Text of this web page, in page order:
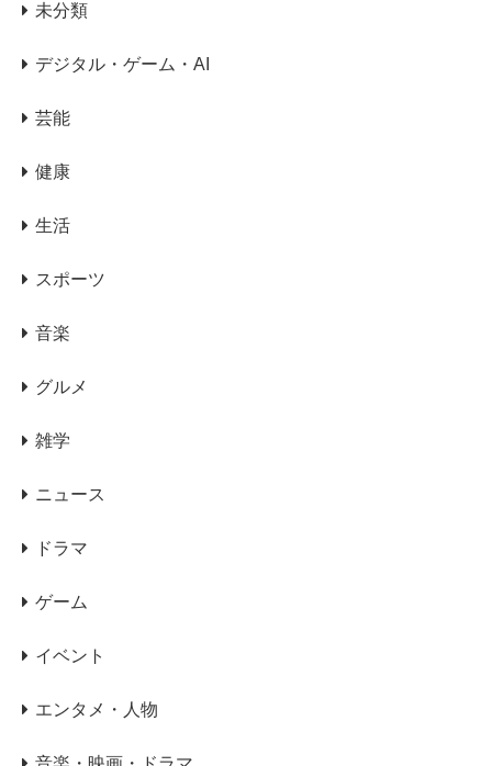
未分類
デジタル・ゲーム・AI
芸能
健康
生活
スポーツ
音楽
グルメ
雑学
ニュース
ドラマ
ゲーム
イベント
エンタメ・人物